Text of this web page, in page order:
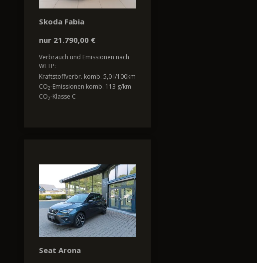
Skoda Fabia
nur 21.790,00 €
Verbrauch und Emissionen nach
WLTP:
Kraftstoffverbr. komb. 5,0 l/100km
CO2-Emissionen komb. 113 g/km
CO2-Klasse C
Seat Arona